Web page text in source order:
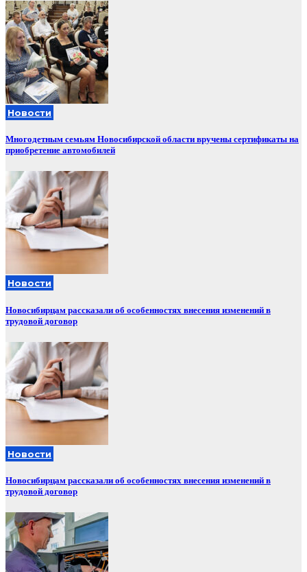
Новости
Многодетным семьям Новосибирской области вручены сертификаты на
приобретение автомобилей
Новости
Новосибирцам рассказали об особенностях внесения изменений в
трудовой договор
Новости
Новосибирцам рассказали об особенностях внесения изменений в
трудовой договор